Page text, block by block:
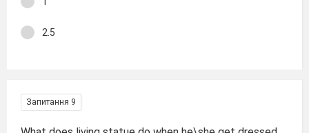
2.5
Запитання 9